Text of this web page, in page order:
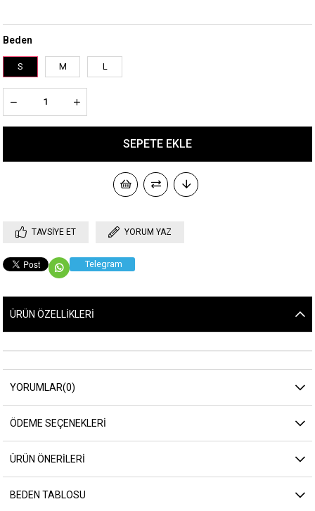
Beden
S M L
TAVSIYE ET YORUM YAZ
Telegram
ÜRÜN ÖZELLIKLERI
YORUMLAR(0)
ÖDEME SEÇENEKLERI
ÜRÜN ÖNERILERI
BEDEN TABLOSU